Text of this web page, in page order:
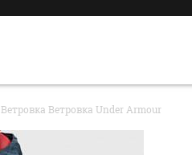
Ветровка Ветровка Under Armour